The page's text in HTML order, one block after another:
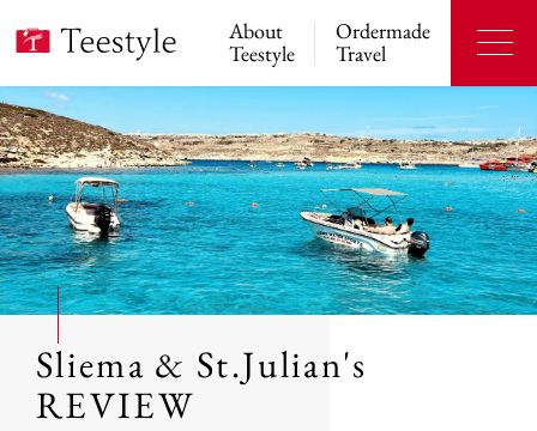
About
Teestyle
Ordermade
Travel
Sliema & St.Julian's
REVIEW